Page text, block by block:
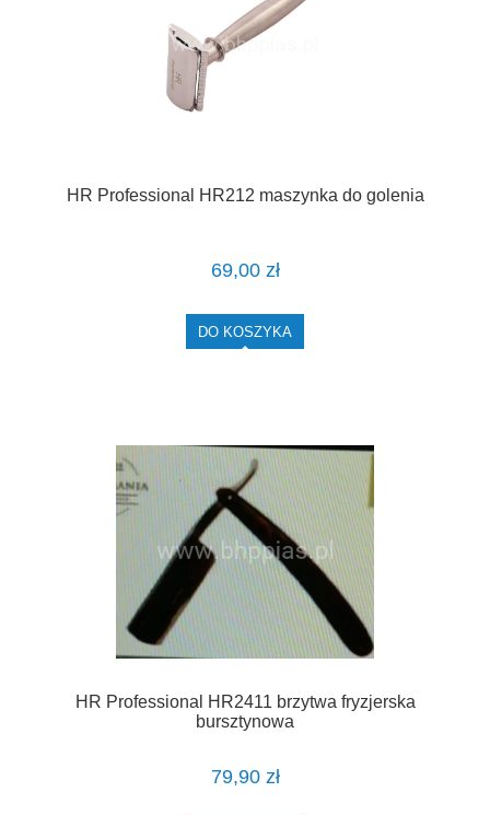
HR Professional HR212 maszynka do golenia
69,00 zł
DO KOSZYKA
HR Professional HR2411 brzytwa fryzjerska
bursztynowa
79,90 zł